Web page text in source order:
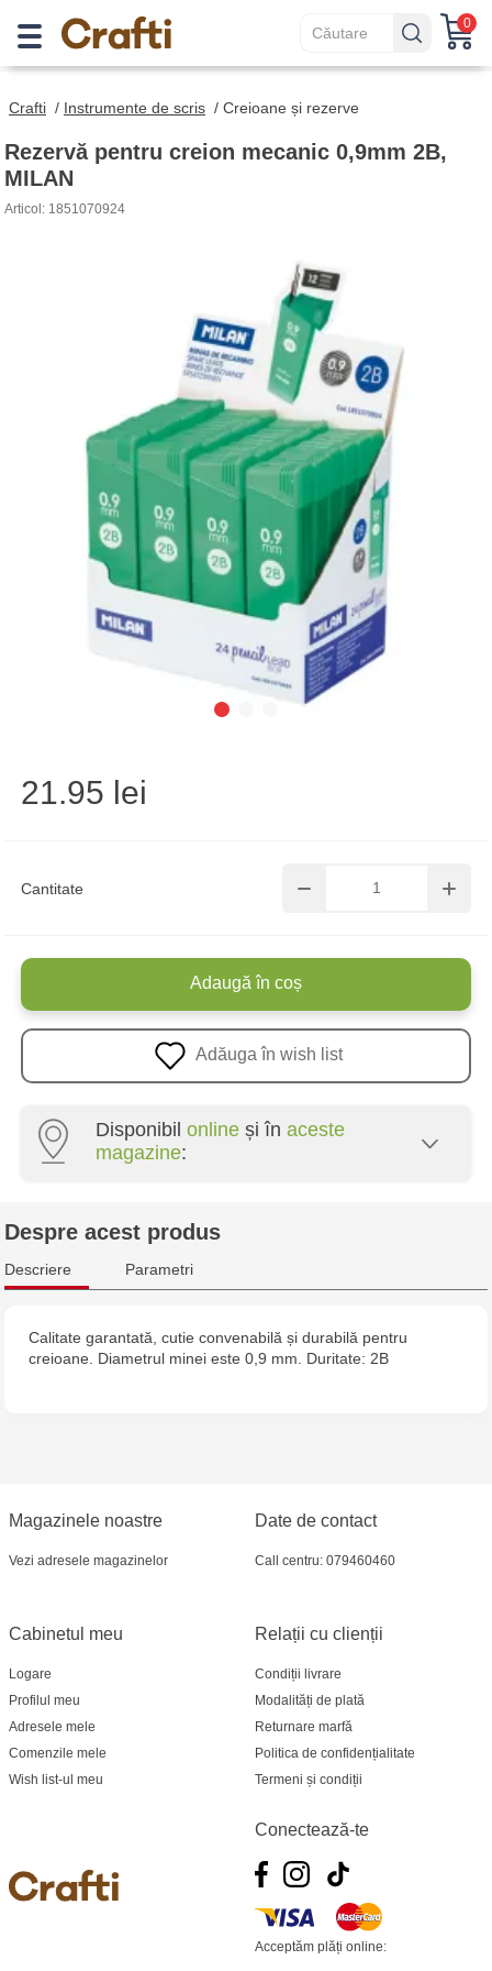
0
Crafti / Instrumente de scris / Creioane și rezerve
Rezervă pentru creion mecanic 0,9mm 2B,
MILAN
Articol: 1851070924
Cantitate
21.95 lei
Adaugă în coș
Adăuga în wish list
Disponibil online și în aceste
magazine:
Crafti Botanica - bd. Decebal, 139
Crafti Buiucani - str. Alba Iulia, 77/18
Crafti Bălți - str. Alexandru Cel Bun, 5
Multistore Poșta Veche - str. Socoleni, 7
Multistore Centru - bd. Cantemir, 6
Crafti Comrat - str Pobeda,48
Crafti Centru - bd. Ștefan cel Mare și Sfânt,
182
Crafti Buiucani - str. Ion Creangă, 68/1
Crafti Ciocana- Port Mall, etajul 3
Despre acest produs
Descriere Parametri
Calitate garantată, cutie convenabilă și durabilă pentru
creioane. Diametrul minei este 0,9 mm. Duritate: 2B
Magazinele noastre
Vezi adresele magazinelor
Relații cu clienții
Condiții livrare
Modalități de plată
Returnare marfă
Politica de confidențialitate
Termeni și condiții
Cabinetul meu
Logare
Profilul meu
Adresele mele
Comenzile mele
Wish list-ul meu
Date de contact
Call centru: 079460460
Conectează-te
Acceptăm plăți online: